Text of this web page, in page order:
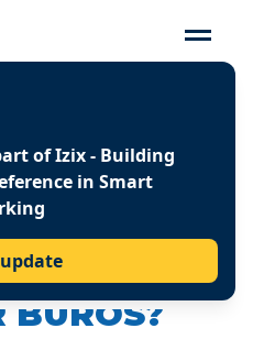
of Izix - Building
in Smart
VOR
BÜROS?